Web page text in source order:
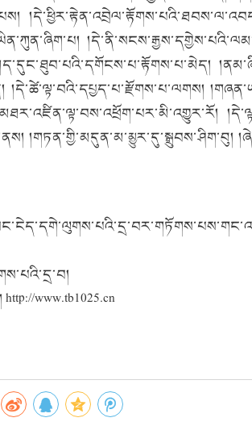
།དེ་ཚེ་ལྟ་བའི་དཔྱད་པ་རྫོགས་པ་ལགས།
།གཏན་གྱི་མདུན་མ་མྱུར་དུ་སྒྲུབས་ཤིག་བུ།
www.tb1025.cn